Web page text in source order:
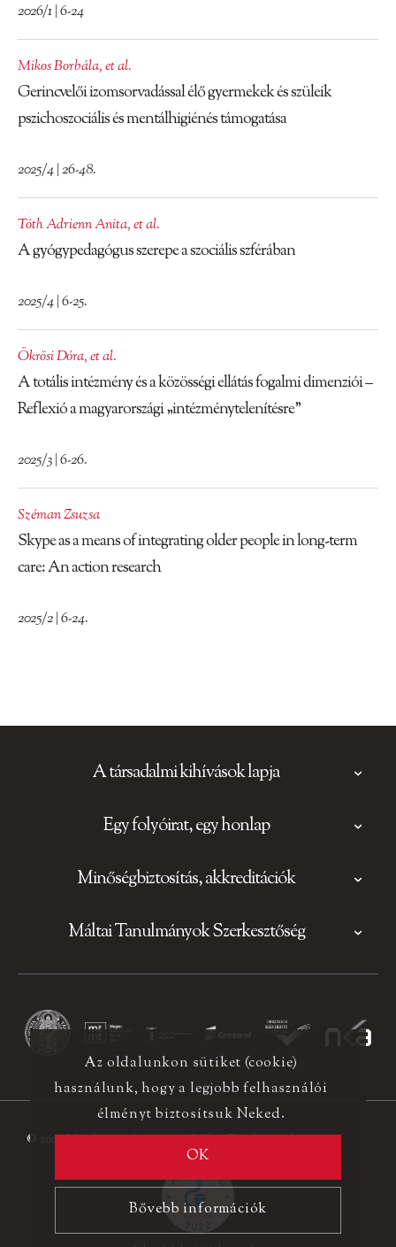
2026/1 | 6-24
Mikos Borbála,et al.
Gerincvelői izomsorvadással élő gyermekek és szüleik
pszichoszociális és mentálhigiénés támogatása
2025/4 | 26-48.
Tóth Adrienn Anita,et al.
A gyógypedagógus szerepe a szociális szférában
2025/4 | 6-25.
Ökrösi Dóra,et al.
A totális intézmény és a közösségi ellátás fogalmi dimenziói –
Reflexió a magyarországi „intézménytelenítésre”
2025/3 | 6-26.
Széman Zsuzsa
Skype as a means of integrating older people in long-term
care: An action research
2025/2 | 6-24.
A társadalmi kihívások lapja
Egy folyóirat, egy honlap
Minőségbiztosítás, akkreditációk
Máltai Tanulmányok Szerkesztőség
© 2026 Minden jog fenntartva! Máltai Tanulmányok
Az oldalunkon sütiket (cookie)
használunk, hogy a legjobb felhasználói
élményt biztosítsuk Neked.
OK
Bővebb információk